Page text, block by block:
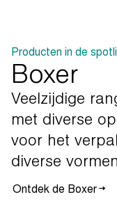
Producten in de
Boxer
Veelzijdige
met diverse
voor het
diverse vormen
Ontdek de Boxer